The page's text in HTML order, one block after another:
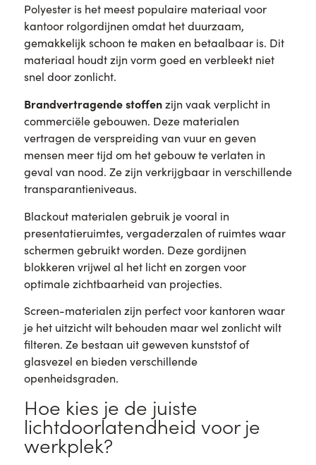
Polyester is het meest populaire materiaal voor
kantoor rolgordijnen omdat het duurzaam,
gemakkelijk schoon te maken en betaalbaar is. Dit
materiaal houdt zijn vorm goed en verbleekt niet
snel door zonlicht.
Brandvertragende stoffenzijn vaak verplicht in
commerciële gebouwen. Deze materialen
vertragen de verspreiding van vuur en geven
mensen meer tijd om het gebouw te verlaten in
geval van nood. Ze zijn verkrijgbaar in verschillende
transparantieniveaus.
Blackout materialen gebruik je vooral in
presentatieruimtes, vergaderzalen of ruimtes waar
schermen gebruikt worden. Deze gordijnen
blokkeren vrijwel al het licht en zorgen voor
optimale zichtbaarheid van projecties.
Screen-materialen zijn perfect voor kantoren waar
je het uitzicht wilt behouden maar wel zonlicht wilt
filteren. Ze bestaan uit geweven kunststof of
glasvezel en bieden verschillende
openheidsgraden.
Hoe kies je de juiste
lichtdoorlatendheid voor je
werkplek?